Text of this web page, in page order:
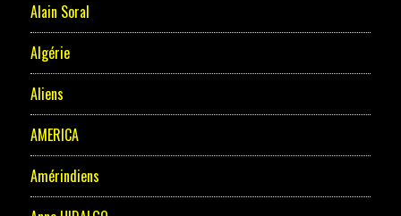
Alain Soral
Algérie
Aliens
AMERICA
Amérindiens